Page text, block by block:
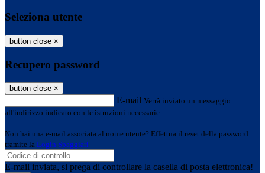
Seleziona utente
button close ×
Recupero password
button close ×
E-mail Verrà inviato un messaggio
all'indirizzo indicato con le istruzioni necessarie.
Non hai una e-mail associata al nome utente? Effettua il reset della password
tramite la Login Spaggiari
E-mail inviata, si prega di controllare la casella di posta elettronica!